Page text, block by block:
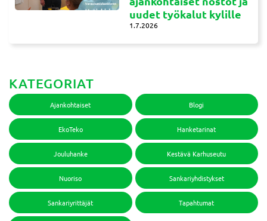
uudet työkalut kylille
1.7.2026
KATEGORIAT
Ajankohtaiset Blogi
EkoTeko Hanketarinat
Jouluhanke Kestävä Karhuseutu
Nuoriso Sankariyhdistykset
Sankariyrittäjät Tapahtumat